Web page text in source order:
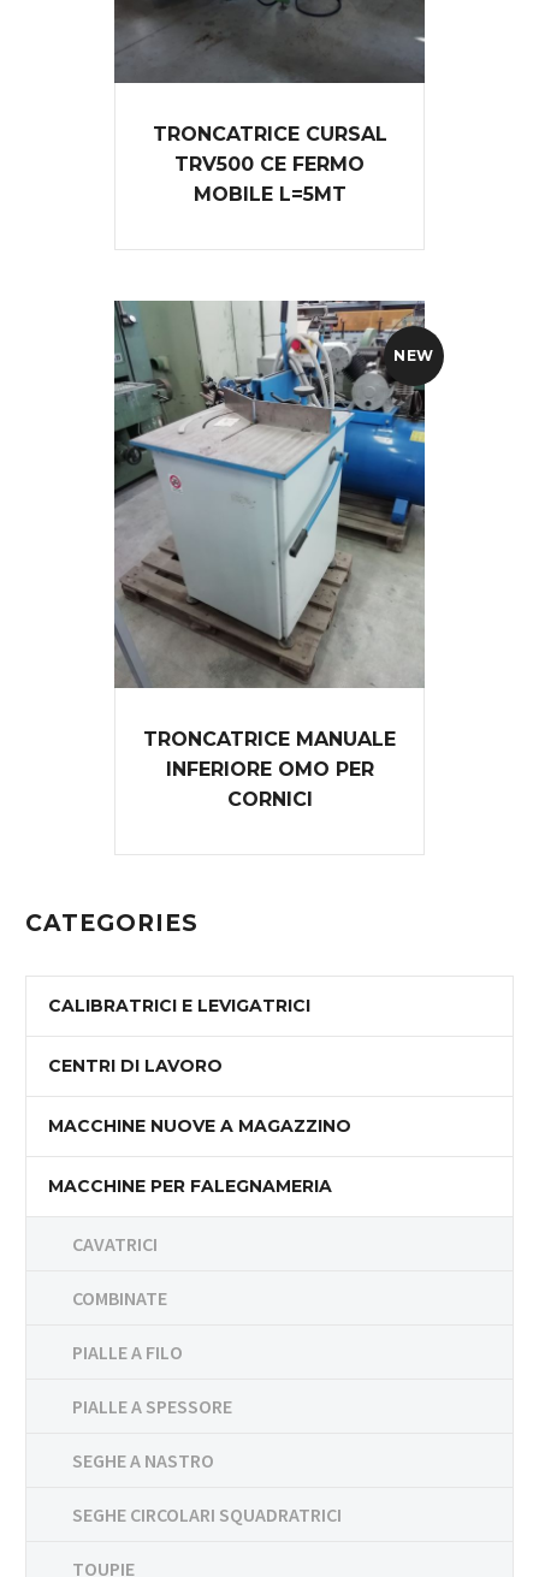
TRONCATRICE CURSAL
TRV500 CE FERMO
MOBILE L=5MT
NEW
TRONCATRICE MANUALE
INFERIORE OMO PER
CORNICI
CATEGORIES
CALIBRATRICI E LEVIGATRICI
CENTRI DI LAVORO
MACCHINE NUOVE A MAGAZZINO
MACCHINE PER FALEGNAMERIA
CAVATRICI
COMBINATE
PIALLE A FILO
PIALLE A SPESSORE
SEGHE A NASTRO
SEGHE CIRCOLARI SQUADRATRICI
TOUPIE